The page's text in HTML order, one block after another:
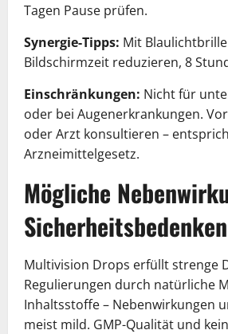
Tagen Pause prüfen.
Synergie-Tipps: Mit
Bildschirmzeit reduzieren, 8
Einschränkungen: Nicht für
oder bei Augenerkrankungen.
oder Arzt konsultieren –
Arzneimittelgesetz.
Mögliche
Sicherheitsbedenken
Multivision Drops erfüllt strenge
Regulierungen durch natürliche
Inhaltsstoffe – Nebenwirkungen
meist mild. GMP-Qualität und